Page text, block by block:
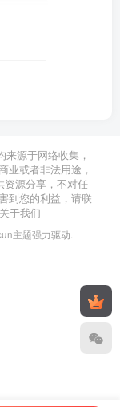
源于网络收集，
业或者非法用途，
资源分享，不对任
到您的利益，请联
关于我们
主题强力驱动.